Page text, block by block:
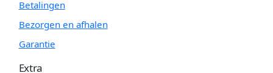
Betalingen
Bezorgen en afhalen
Garantie
Extra